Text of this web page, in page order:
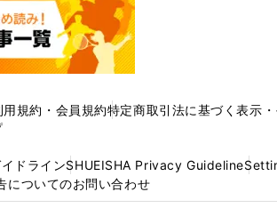
用規約・会員規約特定商取引法に基づく表示
ドラインSHUEISHA Privacy Guideline
についてのお問い合わせ